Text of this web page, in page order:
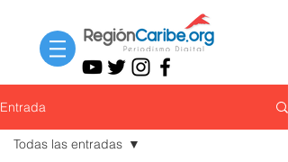
Entrada
Todas las entradas